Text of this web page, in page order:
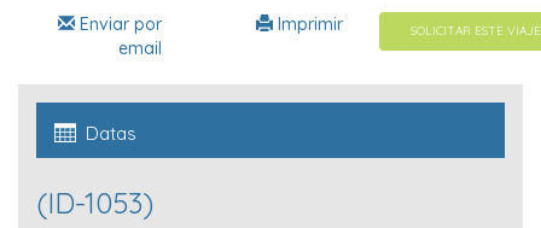
SOLICITAR ESTE VIAJE
Imprimir
Enviar por
email
Datas
(ID-1053)